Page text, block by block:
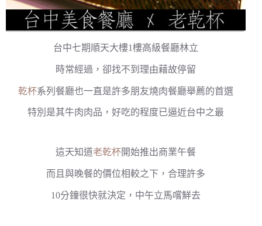
台中七期順天大樓1樓高級餐廳林立
時常經過，卻找不到理由藉故停留
乾杯系列餐廳也一直是許多朋友燒肉餐廳舉薦的首選
特別是其牛肉肉品，好吃的程度已逼近台中之最
這天知道老乾杯開始推出商業午餐
而且與晚餐的價位相較之下，合理許多
10分鐘很快就決定，中午立馬嚐鮮去